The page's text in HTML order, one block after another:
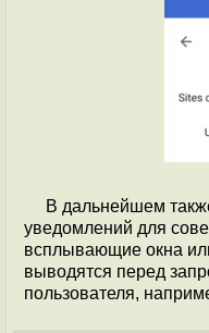
В дальнейшем
уведомлений для
всплывающие окна
выводятся перед
пользователя,